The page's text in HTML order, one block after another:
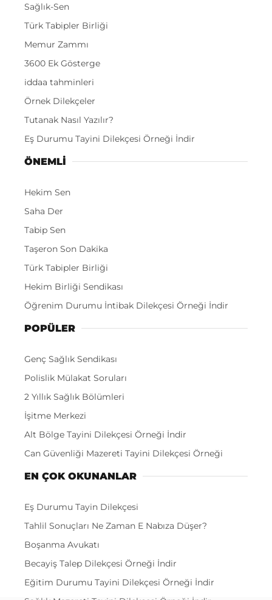
Sağlık-Sen
Türk Tabipler Birliği
Memur Zammı
3600 Ek Gösterge
iddaa tahminleri
Örnek Dilekçeler
Tutanak Nasıl Yazılır?
Eş Durumu Tayini Dilekçesi Örneği İndir
ÖNEMLI
Hekim Sen
Saha Der
Tabip Sen
Taşeron Son Dakika
Türk Tabipler Birliği
Hekim Birliği Sendikası
Öğrenim Durumu İntibak Dilekçesi Örneği İndir
POPÜLER
Genç Sağlık Sendikası
Polislik Mülakat Soruları
2 Yıllık Sağlık Bölümleri
İşitme Merkezi
Alt Bölge Tayini Dilekçesi Örneği İndir
Can Güvenliği Mazereti Tayini Dilekçesi Örneği
EN ÇOK OKUNANLAR
Eş Durumu Tayin Dilekçesi
Tahlil Sonuçları Ne Zaman E Nabıza Düşer?
Boşanma Avukatı
Becayiş Talep Dilekçesi Örneği İndir
Eğitim Durumu Tayini Dilekçesi Örneği İndir